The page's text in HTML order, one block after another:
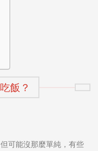
飯？
可能沒那麼單純，有些